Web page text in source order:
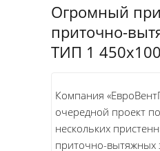
Огромный
приточно-
ТИП 1
Компания
очередной проект
нескольких
приточно-вытяжных